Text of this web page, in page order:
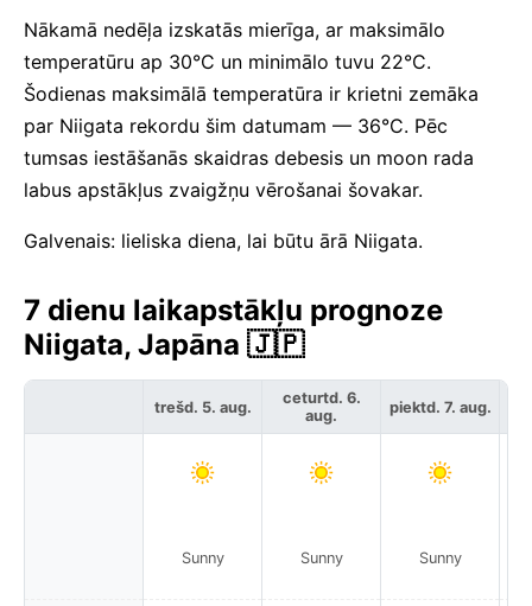
Nākamā nedēļa izskatās mierīga, ar maksimālo
temperatūru ap 30°C un minimālo tuvu 22°C.
Šodienas maksimālā temperatūra ir krietni zemāka
par Niigata rekordu šim datumam — 36°C. Pēc
tumsas iestāšanās skaidras debesis un moon rada
labus apstākļus zvaigžņu vērošanai šovakar.
Galvenais: lieliska diena, lai būtu ārā Niigata.
7 dienu laikapstākļu prognoze
Niigata, Japāna 🇯🇵
trešd. 5. aug.
Sunny
ceturtd. 6.
aug.
Sunny
piektd. 7. aug.
Sunny